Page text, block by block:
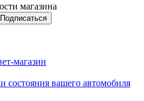
магазина
магазин
состояния вашего автомобиля